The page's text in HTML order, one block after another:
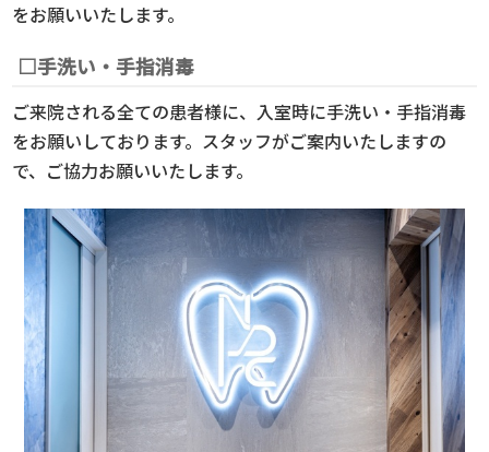
をお願いいたします。
□手洗い・手指消毒
ご来院される全ての患者様に、入室時に手洗い・手指消毒
をお願いしております。スタッフがご案内いたしますの
で、ご協力お願いいたします。